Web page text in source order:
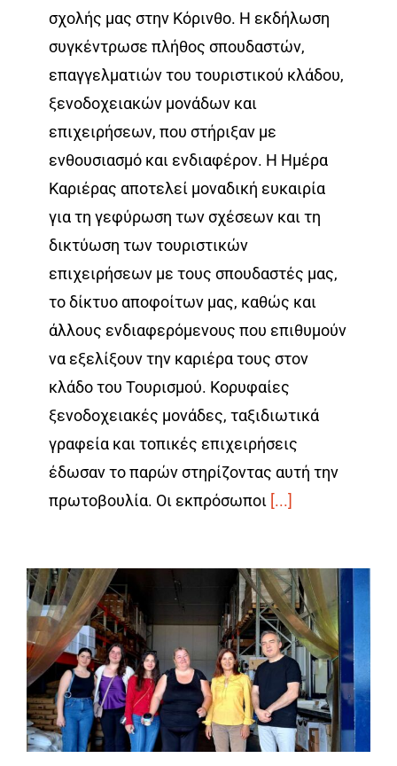
σχολής μας στην Κόρινθο. Η εκδήλωση
συγκέντρωσε πλήθος σπουδαστών,
επαγγελματιών του τουριστικού κλάδου,
ξενοδοχειακών μονάδων και
επιχειρήσεων, που στήριξαν με
ενθουσιασμό και ενδιαφέρον. Η Ημέρα
Καριέρας αποτελεί μοναδική ευκαιρία
για τη γεφύρωση των σχέσεων και τη
δικτύωση των τουριστικών
επιχειρήσεων με τους σπουδαστές μας,
το δίκτυο αποφοίτων μας, καθώς και
άλλους ενδιαφερόμενους που επιθυμούν
να εξελίξουν την καριέρα τους στον
κλάδο του Τουρισμού. Κορυφαίες
ξενοδοχειακές μονάδες, ταξιδιωτικά
γραφεία και τοπικές επιχειρήσεις
έδωσαν το παρών στηρίζοντας αυτή την
πρωτοβουλία. Οι εκπρόσωποι [...]